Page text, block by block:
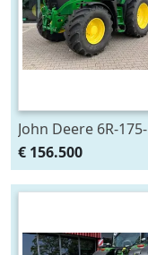
John Deere 6R-175-
783659
€ 156.500